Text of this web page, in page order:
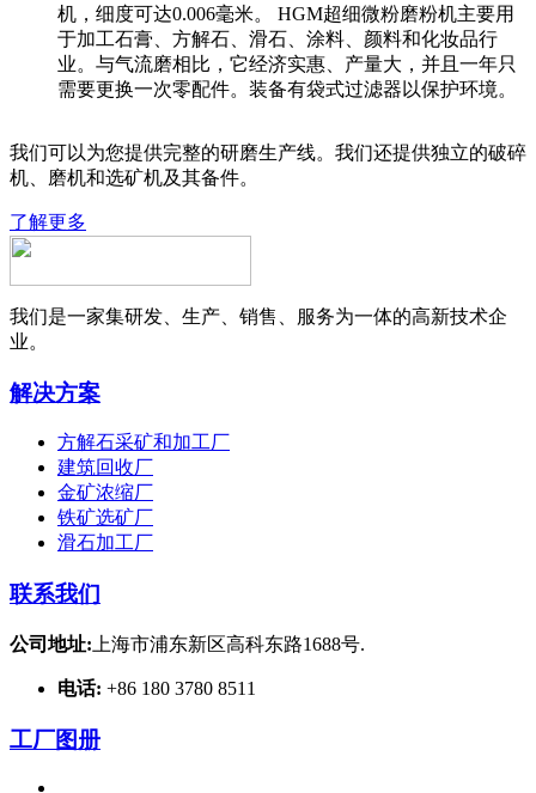
机，细度可达0.006毫米。 HGM超细微粉磨粉机主要用
于加工石膏、方解石、滑石、涂料、颜料和化妆品行
业。与气流磨相比，它经济实惠、产量大，并且一年只
需要更换一次零配件。装备有袋式过滤器以保护环境。
我们可以为您提供完整的研磨生产线。我们还提供独立的破碎
机、磨机和选矿机及其备件。
了解更多
我们是一家集研发、生产、销售、服务为一体的高新技术企
业。
解决方案
方解石采矿和加工厂
建筑回收厂
金矿浓缩厂
铁矿选矿厂
滑石加工厂
联系我们
公司地址: 上海市浦东新区高科东路1688号.
电话: +86 180 3780 8511
工厂图册